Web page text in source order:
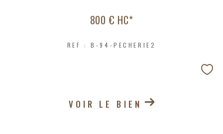
800 € HC*
REF : B-94-PECHERIE2
VOIR LE BIEN